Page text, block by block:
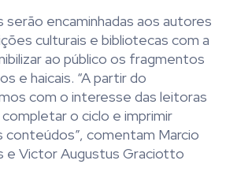
serão encaminhadas aos autores
culturais e bibliotecas com a
ao público os fragmentos
e haicais. “A partir do
com o interesse das leitoras
o ciclo e imprimir
comentam Marcio
e Victor Augustus Graciotto